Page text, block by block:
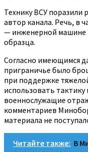
Технику ВСУ поразили
автор канала. Речь, в
— инженерной машине
образца.
Согласно имеющимся
приграничье было
при поддержке
использовать тактику
военнослужащие
комментариев
материала не
Читайте также: В